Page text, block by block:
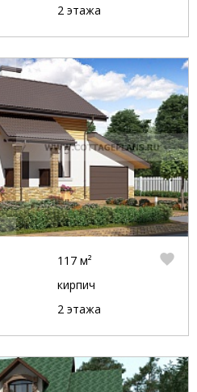
2 этажа
117 м²
кирпич
2 этажа